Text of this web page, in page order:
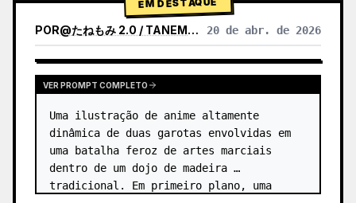
POR@たねもみ 2.0 / TANEMOMI VER2.0 20 de abr. de 2026
VER PROMPT COMPLETO
Uma ilustração de anime altamente
dinâmica de duas garotas envolvidas em
uma batalha feroz de artes marciais
dentro de um dojo de madeira
tradicional. Em primeiro plano, uma